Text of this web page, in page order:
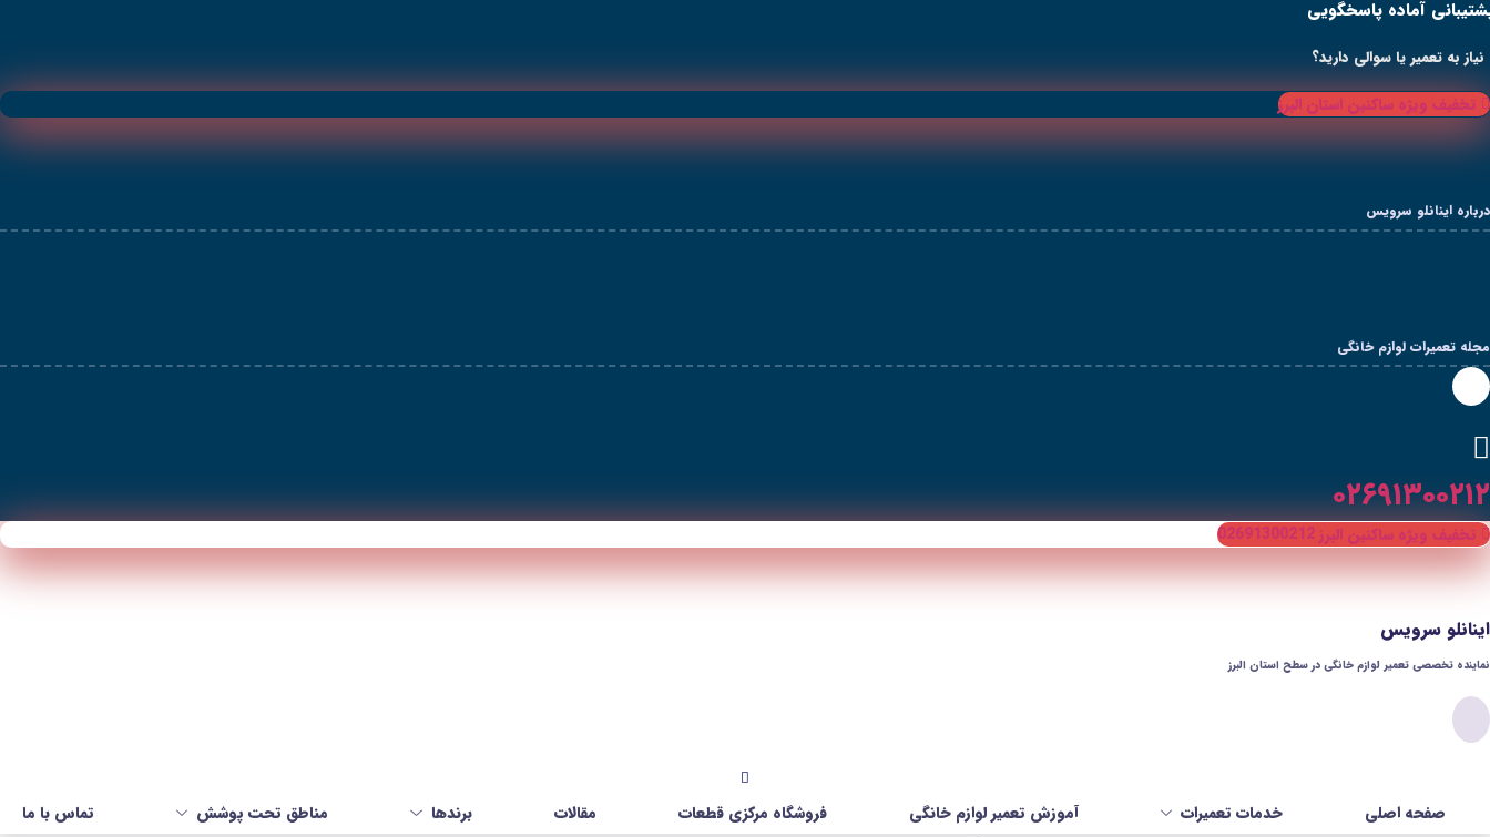
پرش
محتوا
آماده پاسخگویی
نیاز به تعمیر یا سوالی دارید؟
تخفیف ویژه ساکنین استان البرز
درباره اینانلو سرویس
مجله تعمیرات لوازم خانگی
۰۲۶۹۱۳۰۰۲۱۲
تخفیف ویژه ساکنین البرز 02691300212
اینانلو سرویس
نماینده تخصصی تعمیر لوازم خانگی در سطح استان البرز​
صفحه اصلی خدمات تعمیرات آموزش تعمیر لوازم خانگی فروشگاه مرکزی قطعات مقالات برندها مناطق تحت پوشش تماس با ما